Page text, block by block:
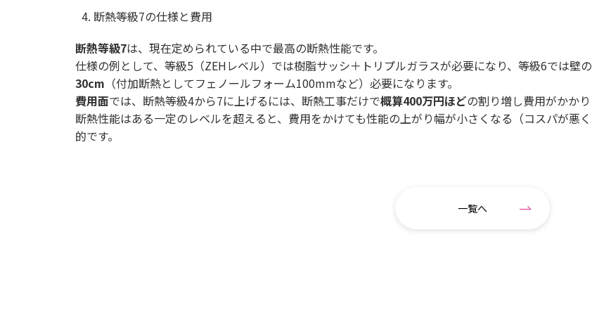
断熱等級7の仕様と費用
断熱等級7は、現在定められている中で最高の断熱性能です。
仕様の例として、等級5（ZEHレベル）では樹脂サッシ＋トリプルガラスが必要になり、等級6では壁
30cm （付加断熱としてフェノールフォーム100mmなど）必要になります。
費用面では、断熱等級4から7に上げるには、断熱工事だけで概算400万円ほどの割り増し費用がかかり
断熱性能はある一定のレベルを超えると、費用をかけても性能の上がり幅が小さくなる（コスパが悪
的です。
一覧へ